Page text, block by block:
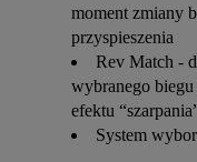
moment zmiany
przyspieszenia
Rev Match -
wybranego
efektu
System